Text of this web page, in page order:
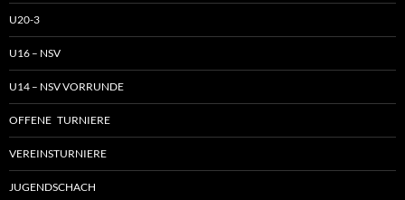
U20-3
U16 – NSV
U14 – NSV VORRUNDE
OFFENE TURNIERE
VEREINSTURNIERE
JUGENDSCHACH